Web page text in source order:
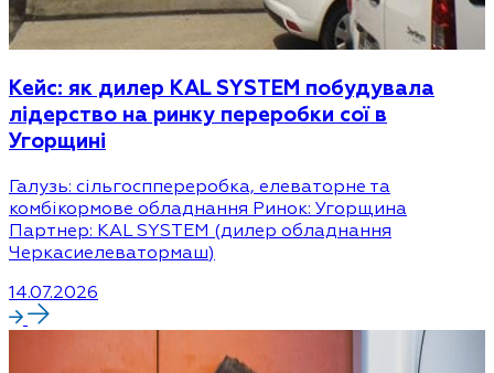
Кейс: як дилер KAL SYSTEM побудувала
лідерство на ринку переробки сої в
Угорщині
Галузь: сільгосппереробка, елеваторне та
комбікормове обладнання Ринок: Угорщина
Партнер: KAL SYSTEM (дилер обладнання
Черкасиелеватормаш)
14.07.2026